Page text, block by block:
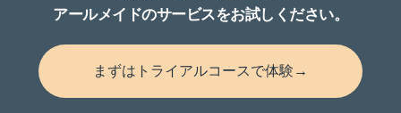
アールメイドのサービスをお試しください。
まずはトライアルコースで体験→